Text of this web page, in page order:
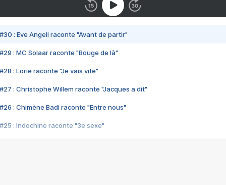
#30 : Eve Angeli raconte "Avant de partir"
#29 : MC Solaar raconte "Bouge de là"
#28 : Lorie raconte "Je vais vite"
#27 : Christophe Willem raconte "Jacques a dit"
#26 : Chimène Badi raconte "Entre nous"
#25 : Indochine raconte "3e sexe"